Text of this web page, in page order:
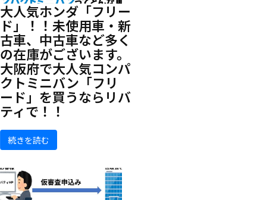
大人気ホンダ「フリー
ド」！！未使用車・新
古車、中古車など多く
の在庫がございます。
大阪府で大人気コンパ
クトミニバン「フリ
ード」を買うならリバ
ティで！！
続きを読む